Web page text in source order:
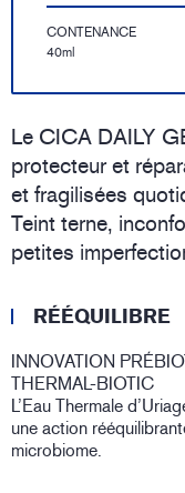
CONTENANCE
40ml
Le CICA DAILY
protecteur et
et fragilisées
Teint terne,
petites
RÉÉQUILIBRE
INNOVATION
THERMAL-BIOTIC
L’Eau Thermale
une action
microbiome.